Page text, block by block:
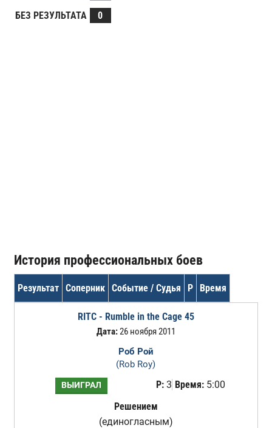
БЕЗ РЕЗУЛЬТАТА
0
История профессиональных боев
Результат Соперник Событие / Судья Р Время
RITC - Rumble in the Cage 45
Дата:26 ноября 2011
Роб Рой
(Rob Roy)
ВЫИГРАЛ Р:3 Время:5:00
Решением
(единогласным)